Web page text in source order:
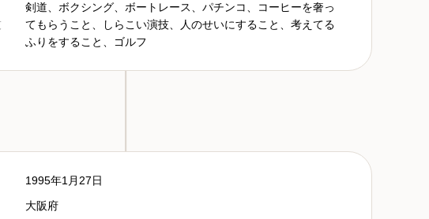
剣道、ボクシング、ボートレース、パチンコ、コーヒーを奢っ
てもらうこと、しらこい演技、人のせいにすること、考えてる
ふりをすること、ゴルフ
1995年1月27日
大阪府